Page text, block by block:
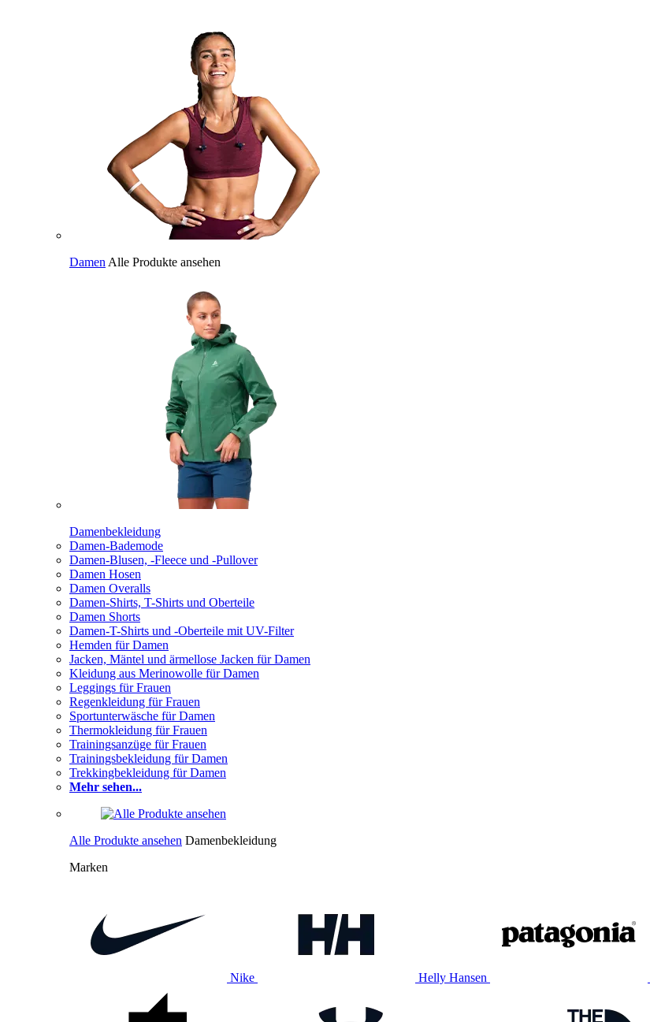
Damen Alle Produkte ansehen
Damenbekleidung
Damen-Bademode
Damen-Blusen, -Fleece und -Pullover
Damen Hosen
Damen Overalls
Damen-Shirts, T-Shirts und Oberteile
Damen Shorts
Damen-T-Shirts und -Oberteile mit UV-Filter
Hemden für Damen
Jacken, Mäntel und ärmellose Jacken für Damen
Kleidung aus Merinowolle für Damen
Leggings für Frauen
Regenkleidung für Frauen
Sportunterwäsche für Damen
Thermokleidung für Frauen
Trainingsanzüge für Frauen
Trainingsbekleidung für Damen
Trekkingbekleidung für Damen
Mehr sehen...
Alle Produkte ansehen Damenbekleidung
Marken
Nike Helly Hansen